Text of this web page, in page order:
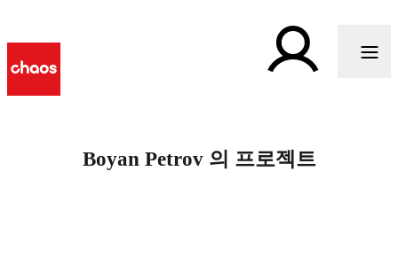
Boyan Petrov 의 프로젝트